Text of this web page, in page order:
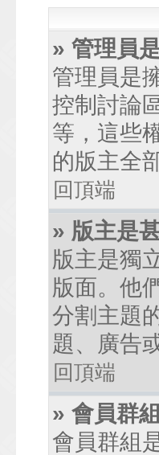
» 管理員
管理員是
控制討論
等，這些
的版主全
回頂端
» 版主是
版主是獨
版面。他
分割主題
題、廣告
回頂端
» 會員群
會員群組